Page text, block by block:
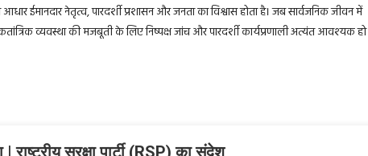
का आधार ईमानदार नेतृत्व, पारदर्शी प्रशासन और जनता का विश्वास होता है। जब सार्वजनिक जीवन में
व्यवस्था की मजबूती के लिए निष्पक्ष जांच और पारदर्शी कार्यप्रणाली अत्यंत आवश्यक हो